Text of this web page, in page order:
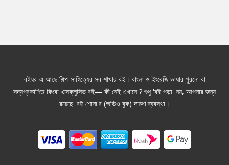
বইঘর-এ আছে শিল্প-সাহিত্যের সব শাখার বই। বাংলা ও ইংরেজি ভাষার পুরনো বা
সদ্যপ্রকাশিত কিংবা এক্সক্লুসিভ বই— কী নেই এখানে ? শুধু 'বই পড়া' নয়, আপনার জন্য
রয়েছে 'বই শোনা'র (অডিও বুক) দারুণ ব্যবস্থা।